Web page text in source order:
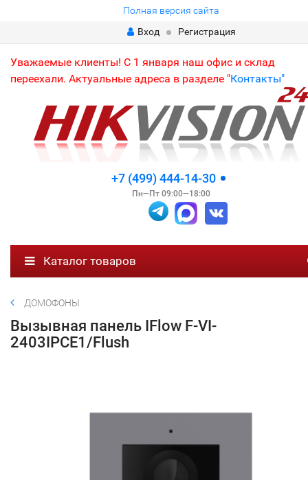
Полная версия сайта
Вход
Регистрация
Уважаемые клиенты! С 1 января наш офис и склад
переехали. Актуальные адреса в разделе "Контакты"
+7 (499) 444-14-30
Пн—Пт 09:00—18:00
Каталог товаров
ДОМОФОНЫ
Вызывная панель IFlow F-VI-
2403IPCE1/Flush